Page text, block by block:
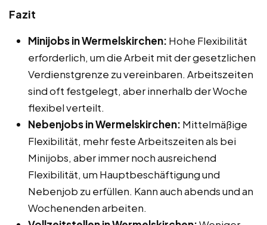
Fazit
Minijobs in Wermelskirchen: Hohe Flexibilität
erforderlich, um die Arbeit mit der gesetzlichen
Verdienstgrenze zu vereinbaren. Arbeitszeiten
sind oft festgelegt, aber innerhalb der Woche
flexibel verteilt.
Nebenjobs in Wermelskirchen: Mittelmäßige
Flexibilität, mehr feste Arbeitszeiten als bei
Minijobs, aber immer noch ausreichend
Flexibilität, um Hauptbeschäftigung und
Nebenjob zu erfüllen. Kann auch abends und an
Wochenenden arbeiten.